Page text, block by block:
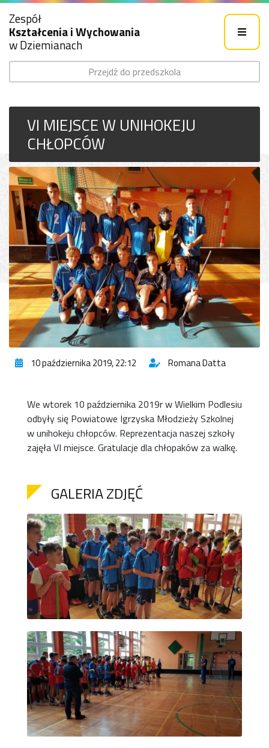
Zespół
Kształcenia i Wychowania
w Dziemianach
Przejdź do przedszkola
VI MIEJSCE W UNIHOKEJU
CHŁOPCÓW
10 października 2019, 22:12 Romana Datta
We wtorek 10 października 2019r w Wielkim Podlesiu
odbyły się Powiatowe Igrzyska Młodzieży Szkolnej
w unihokeju chłopców. Reprezentacja naszej szkoły
zajęła VI miejsce. Gratulacje dla chłopaków za walkę.
GALERIA ZDJĘĆ